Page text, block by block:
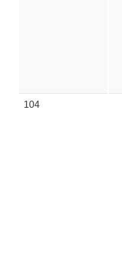
104